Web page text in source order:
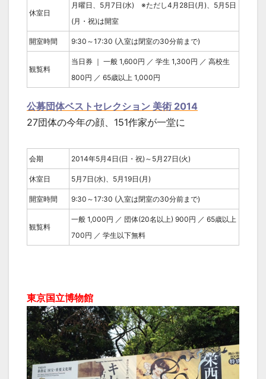
休室日
月曜日、5月7日(水) ※ただし4月28日(月)、5月5日
(月・祝)は開室
開室時間 9:30～17:30 (入室は閉室の30分前まで)
観覧料
当日券 ｜ 一般 1,600円 ／ 学生 1,300円 ／ 高校生
800円 ／ 65歳以上 1,000円
公募団体ベストセレクション 美術 2014
27団体の今年の顔、151作家が一堂に
会期 2014年5月4日(日・祝)～5月27日(火)
休室日 5月7日(水)、5月19日(月)
開室時間 9:30～17:30 (入室は閉室の30分前まで)
観覧料
一般 1,000円 ／ 団体(20名以上) 900円 ／ 65歳以上
700円 ／ 学生以下無料
東京国立博物館